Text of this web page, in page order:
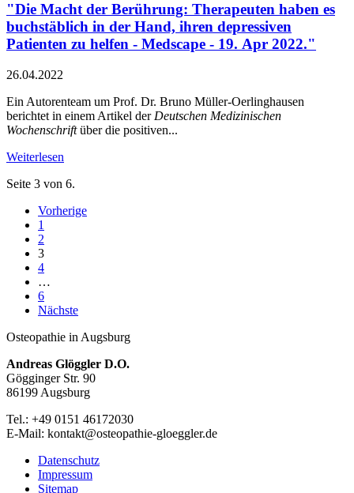
"Die Macht der Berührung: Therapeuten haben es
buchstäblich in der Hand, ihren depressiven
Patienten zu helfen - Medscape - 19. Apr 2022."
26.04.2022
Ein Autorenteam um Prof. Dr. Bruno Müller-Oerlinghausen
berichtet in einem Artikel der Deutschen Medizinischen
Wochenschriftüber die positiven...
Weiterlesen
Seite 3 von 6.
Vorherige
1
2
3
4
…
6
Nächste
Osteopathie in Augsburg
Andreas Glöggler D.O.
Gögginger Str. 90
86199 Augsburg
Tel.: +49 0151 46172030
E-Mail: kontakt@osteopathie-gloeggler.de
Datenschutz
Impressum
Sitemap